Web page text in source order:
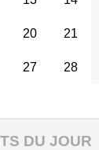
20 21
27 28
DU JOUR